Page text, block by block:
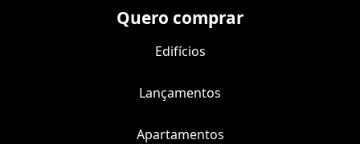
Quero comprar
Edifícios
Lançamentos
Apartamentos